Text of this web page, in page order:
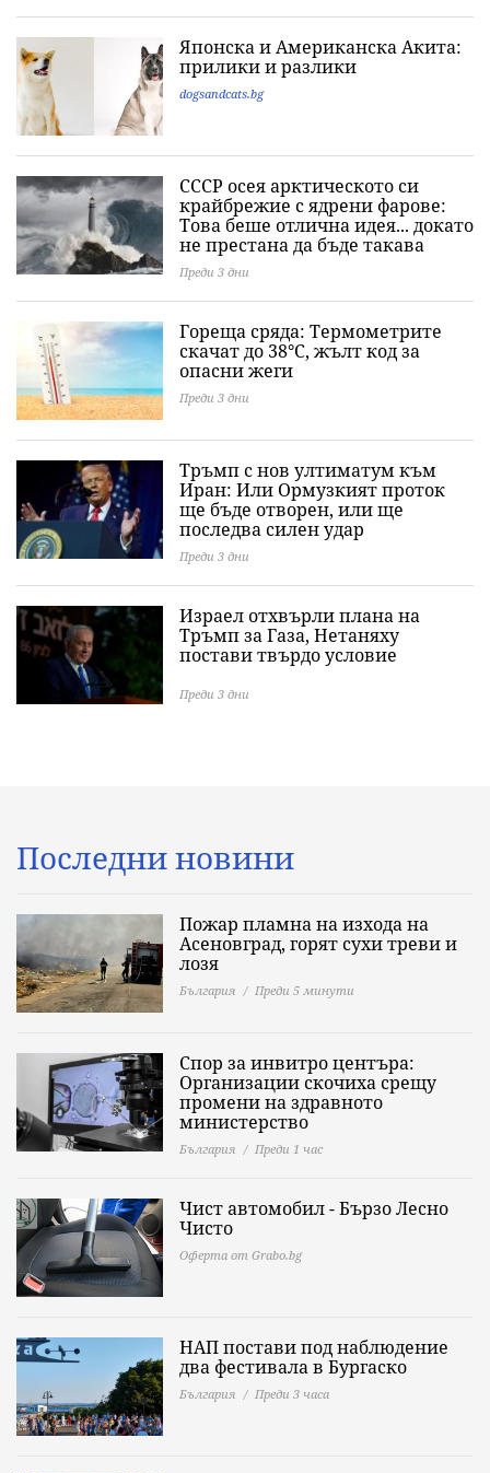
Японска и Американска Акита:
прилики и разлики
dogsandcats.bg
СССР осея арктическото си
крайбрежие с ядрени фарове:
Това беше отлична идея... докато
не престана да бъде такава
Преди 3 дни
Гореща сряда: Термометрите
скачат до 38°C, жълт код за
опасни жеги
Преди 3 дни
Тръмп с нов ултиматум към
Иран: Или Ормузкият проток
ще бъде отворен, или ще
последва силен удар
Преди 3 дни
Израел отхвърли плана на
Тръмп за Газа, Нетаняху
постави твърдо условие
Преди 3 дни
Последни новини
Пожар пламна на изхода на
Асеновград, горят сухи треви и
лозя
България Преди 5 минути
Спор за инвитро центъра:
Организации скочиха срещу
промени на здравното
министерство
България Преди 1 час
Чист автомобил - Бързо Лесно
Чисто
Оферта от Grabo.bg
НАП постави под наблюдение
два фестивала в Бургаско
България Преди 3 часа